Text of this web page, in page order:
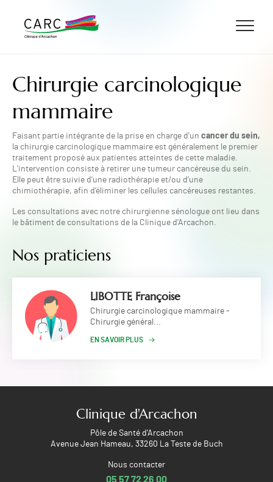
Chirurgie carcinologique
mammaire
Faisant partie intégrante de la prise en charge d'un cancer du sein,
la chirurgie carcinologique mammaire est généralement le premier
traitement proposé aux patientes atteintes de cette maladie.
L’intervention consiste à retirer une tumeur cancéreuse du sein.
Elle peut être suivie d’une radiothérapie et/ou d’une
chimiothérapie, afin d’éliminer les cellules cancéreuses restantes.
Les consultations avec notre chirurgienne sénologue ont lieu dans
le bâtiment de consultations de la Clinique d'Arcachon.
Nos praticiens
LIBOTTE Françoise
Chirurgie carcinologique mammaire -
Chirurgie général...
EN SAVOIR PLUS
Clinique d'Arcachon
Pôle de Santé d'Arcachon
Avenue Jean Hameau, 33260 La Teste de Buch
Nous contacter
05 57 72 26 00